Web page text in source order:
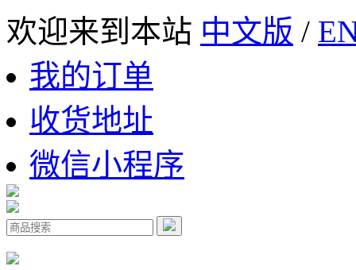
欢迎来到本站 中文版 /
我的订单
收货地址
微信小程序